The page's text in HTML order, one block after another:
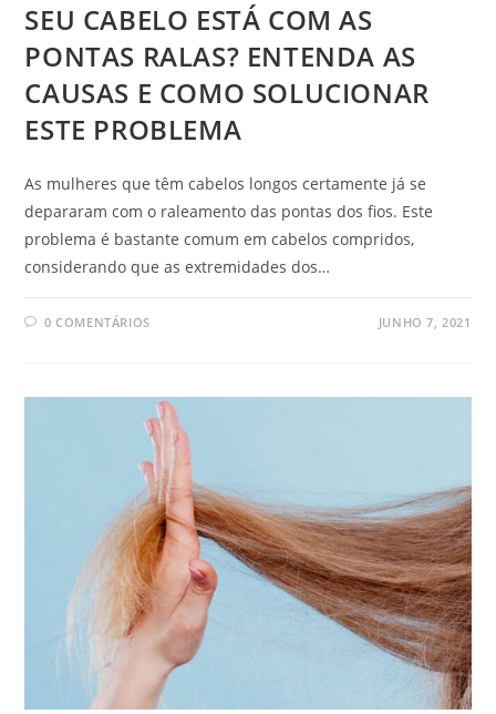
SEU CABELO ESTÁ COM AS
PONTAS RALAS? ENTENDA AS
CAUSAS E COMO SOLUCIONAR
ESTE PROBLEMA
As mulheres que têm cabelos longos certamente já se
depararam com o raleamento das pontas dos fios. Este
problema é bastante comum em cabelos compridos,
considerando que as extremidades dos…
0 COMENTÁRIOS JUNHO 7, 2021